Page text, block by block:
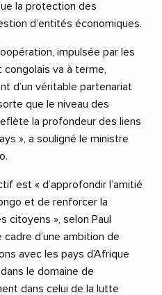
la protection des
d’entités économiques.
impulsée par les
va à terme,
d’un véritable partenariat
que le niveau des
la profondeur des liens
», a souligné le ministre
est « d’approfondir l’amitié
et de renforcer la
citoyens », selon Paul
cadre d’une ambition de
avec les pays d’Afrique
le domaine de
dans celui de la lutte